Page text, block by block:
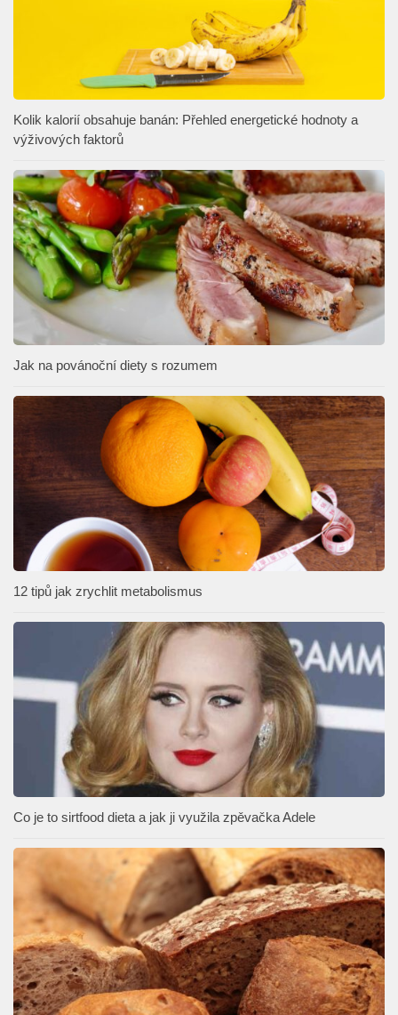
Kolik kalorií obsahuje banán: Přehled energetické hodnoty a
výživových faktorů
Jak na povánoční diety s rozumem
12 tipů jak zrychlit metabolismus
Co je to sirtfood dieta a jak ji využila zpěvačka Adele